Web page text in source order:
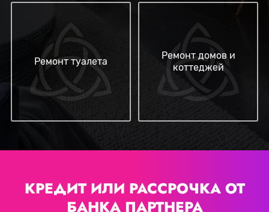
Ремонт туалета
Ремонт домов и
коттеджей
КРЕДИТ ИЛИ РАССРОЧКА ОТ
БАНКА ПАРТНЕРА